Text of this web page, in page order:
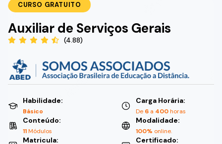
CURSO GRATUITO
Auxiliar de Serviços Gerais
(4.88)
Habilidade:
Básico
Carga Horária:
De 6 a 400horas
Conteúdo:
11Módulos
Modalidade:
100% online.
Matricula: Certificado: